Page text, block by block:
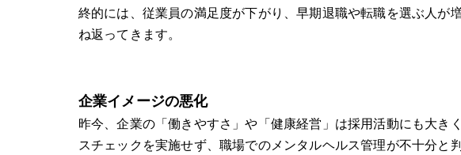
終的には、従業員の満足度が下がり、早期退職や転職を選ぶ人が
ね返ってきます。
企業イメージの悪化
昨今、企業の「働きやすさ」や「健康経営」は採用活動にも大き
スチェックを実施せず、職場でのメンタルヘルス管理が不十分と